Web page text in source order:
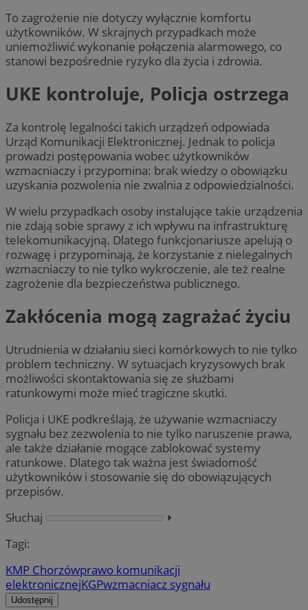
To zagrożenie nie dotyczy wyłącznie komfortu
użytkowników. W skrajnych przypadkach może
uniemożliwić wykonanie połączenia alarmowego, co
stanowi bezpośrednie ryzyko dla życia i zdrowia.
UKE kontroluje, Policja ostrzega
Za kontrolę legalności takich urządzeń odpowiada
Urząd Komunikacji Elektronicznej. Jednak to policja
prowadzi postępowania wobec użytkowników
wzmacniaczy i przypomina: brak wiedzy o obowiązku
uzyskania pozwolenia nie zwalnia z odpowiedzialności.
W wielu przypadkach osoby instalujące takie urządzenia
nie zdają sobie sprawy z ich wpływu na infrastrukturę
telekomunikacyjną. Dlatego funkcjonariusze apelują o
rozwagę i przypominają, że korzystanie z nielegalnych
wzmacniaczy to nie tylko wykroczenie, ale też realne
zagrożenie dla bezpieczeństwa publicznego.
Zakłócenia mogą zagrażać życiu
Utrudnienia w działaniu sieci komórkowych to nie tylko
problem techniczny. W sytuacjach kryzysowych brak
możliwości skontaktowania się ze służbami
ratunkowymi może mieć tragiczne skutki.
Policja i UKE podkreślają, że używanie wzmacniaczy
sygnału bez zezwolenia to nie tylko naruszenie prawa,
ale także działanie mogące zablokować systemy
ratunkowe. Dlatego tak ważna jest świadomość
użytkowników i stosowanie się do obowiązujących
przepisów.
Słuchaj
⏵︎
Tagi:
KMP Chorzówprawo komunikacji
elektronicznejKGPwzmacniacz sygnału
Udostępnij